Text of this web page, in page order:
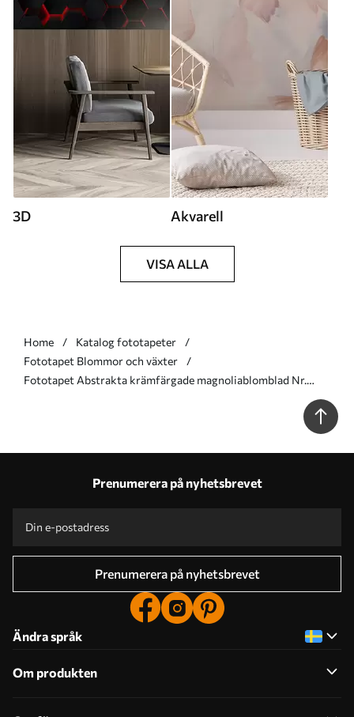
3D Akvarell
VISA ALLA
Home
Katalog fototapeter
Fototapet Blommor och växter
Fototapet Abstrakta krämfärgade magnoliablomblad Nr.
Prenumerera på nyhetsbrevet
Prenumerera på nyhetsbrevet
Ändra språk
Om produkten